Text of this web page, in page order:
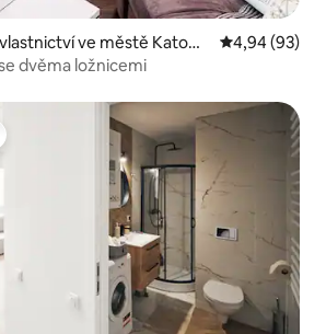
ve městě Katowi
Průměrné
4,94 (93)
dvěma ložnicemi